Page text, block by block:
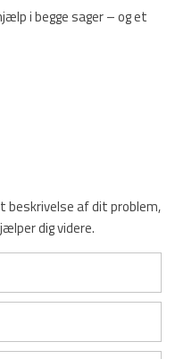
i begge sager – og et
beskrivelse af dit problem,
dig videre.​